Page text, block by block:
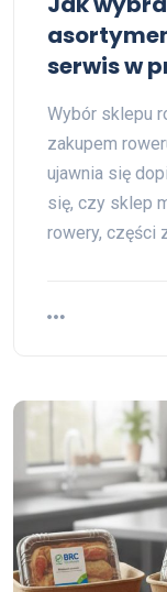
serwis w
Wybór sklepu
zakupem
ujawnia się
się, czy sklep
rowery, części